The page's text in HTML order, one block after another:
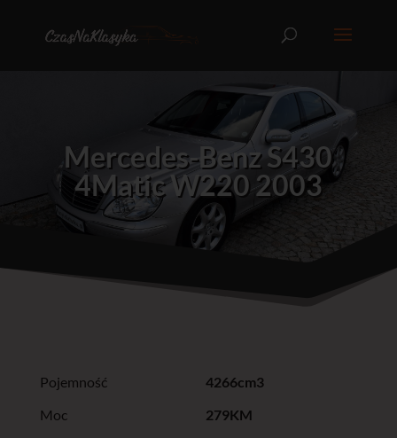
Mercedes-Benz S430
4Matic W220 2003
Pojemność
4266cm3
Moc
279KM